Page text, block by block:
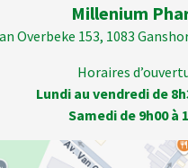
Millenium
Overbeke 153, 1083
Horaires
Lundi au vendredi de
Samedi de 9h00 à